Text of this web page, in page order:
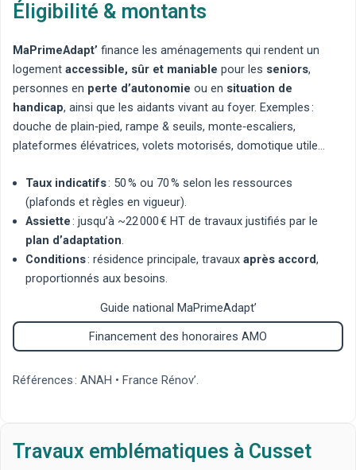
Éligibilité & montants
MaPrimeAdapt’ finance les aménagements qui rendent un
logement accessible, sûr et maniable pour les seniors,
personnes en perte d’autonomie ou en situation de
handicap, ainsi que les aidants vivant au foyer. Exemples :
douche de plain‑pied, rampe & seuils, monte‑escaliers,
plateformes élévatrices, volets motorisés, domotique utile…
Taux indicatifs: 50 % ou 70 % selon les ressources
(plafonds et règles en vigueur).
Assiette: jusqu’à ~22 000 € HT de travaux justifiés par le
plan d’adaptation.
Conditions: résidence principale, travaux après accord,
proportionnés aux besoins.
Guide national MaPrimeAdapt’
Financement des honoraires AMO
Références : ANAH • France Rénov’.
Travaux emblématiques à Cusset